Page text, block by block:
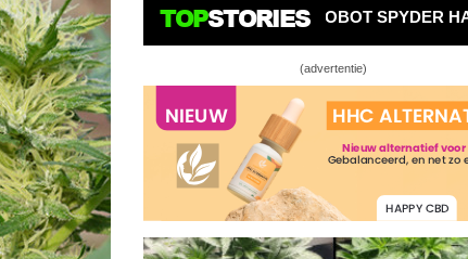
TOPSTORIES
AI-KWEEKROBOT SPYDER HANGT ALS EEN SPIN
(advertentie)